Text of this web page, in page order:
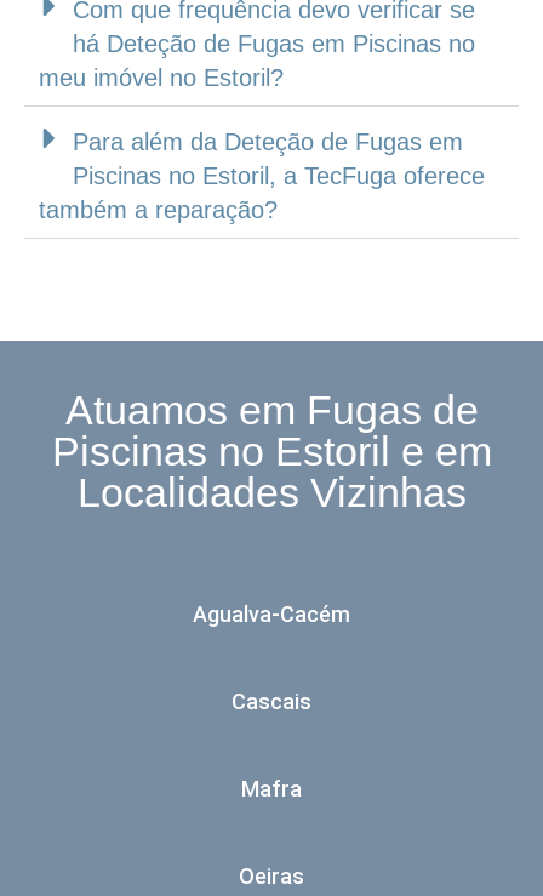
Com que frequência devo verificar se
há Deteção de Fugas em Piscinas no
meu imóvel no Estoril?
Para além da Deteção de Fugas em
Piscinas no Estoril, a TecFuga oferece
também a reparação?
Atuamos em Fugas de
Piscinas no Estoril e em
Localidades Vizinhas
Agualva-Cacém
Cascais
Mafra
Oeiras